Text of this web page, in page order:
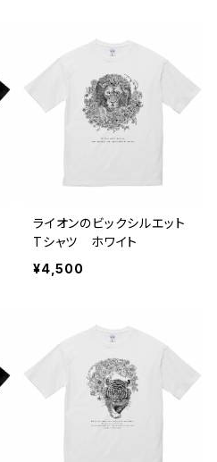
ライオンのビックシルエット
Tシャツ ホワイト
¥4,500